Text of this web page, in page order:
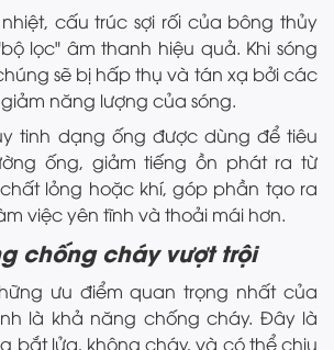
cấu trúc sợi rối của bông thủy
lọc" âm thanh hiệu quả. Khi sóng
sẽ bị hấp thụ và tán xạ bởi các
năng lượng của sóng.
tinh dạng ống được dùng để tiêu
ống, giảm tiếng ồn phát ra từ
lỏng hoặc khí, góp phần tạo ra
việc yên tĩnh và thoải mái hơn.
chống cháy vượt trội
ưu điểm quan trọng nhất của
là khả năng chống cháy. Đây là
bắt lửa, không cháy, và có thể chịu